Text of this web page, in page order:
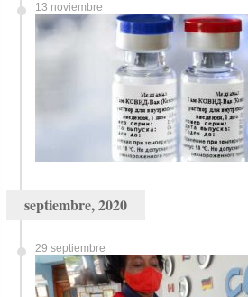
13 noviembre
septiembre, 2020
29 septiembre